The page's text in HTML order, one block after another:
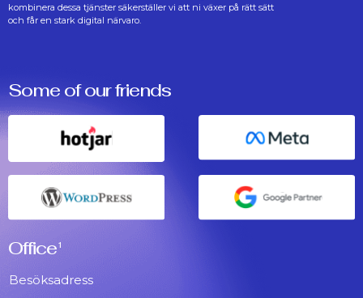
kombinera dessa tjänster säkerställer vi att ni växer på rätt sätt
och får en stark digital närvaro.
Some of our friends
Office1
Besöksadress